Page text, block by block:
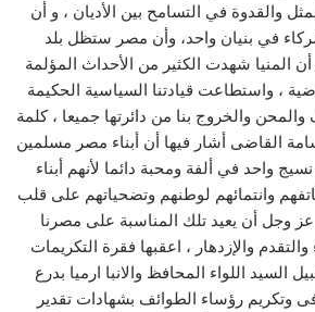
والقدوة في التسامح بين الأديان ، و أن
في بنيان واحد، وأن مصر ستظل بلد
المنيا شهدت الكثير من الأحداث المؤلمة
، واستطاعت قيادتنا السياسية الحكيمة
والخروج بنا من دائرتها جميعا ، كلمة
القاضى أشار فيها أن أبناء مصر مسلمين
واحد في ألفة ومحبة دائما لأنهم أبناء
وانتمائهم لوطنهم وتضحياتهم على قلب
وجل أن يعيد تلك المناسبة على مصرنا
والتقدم والإزدهار ، اعقبها فقرة التكريمات
اللواء المحافظ والانبا ارميا بدرع
وتكريم رؤساء الطوائف بشهادات تقدير